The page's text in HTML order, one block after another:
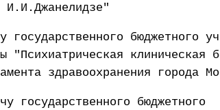
И.И.Джанелидзе"
бюджетного
"Психиатрическая клиническая
здравоохранения города
государственного бюджетного